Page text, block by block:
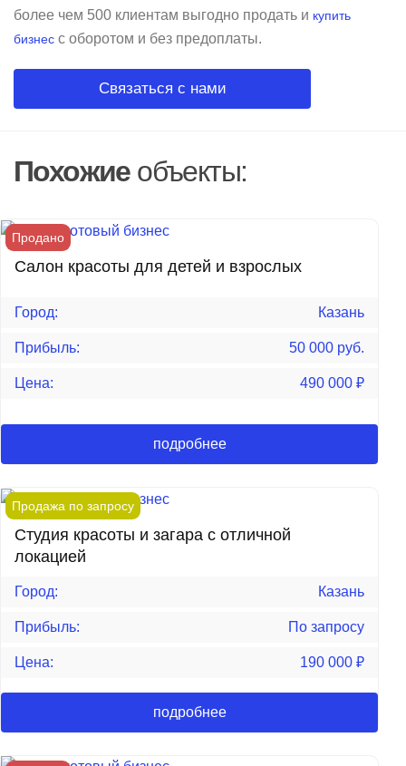
более чем 500 клиентам выгодно продать и купить
бизнес с оборотом и без предоплаты.
Связаться с нами
Похожиеобъекты:
Продано
Салон красоты для детей и взрослых
Город: Казань
Прибыль: 50 000 руб.
Цена: 490 000 ₽
подробнее
Продажа по запросу
Студия красоты и загара с отличной
локацией
Город: Казань
Прибыль: По запросу
Цена: 190 000 ₽
подробнее